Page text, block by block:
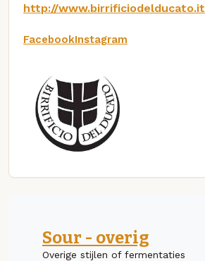
http://www.birrificiodelducato.it
FacebookInstagram
Sour - overig
Overige stijlen of fermentaties